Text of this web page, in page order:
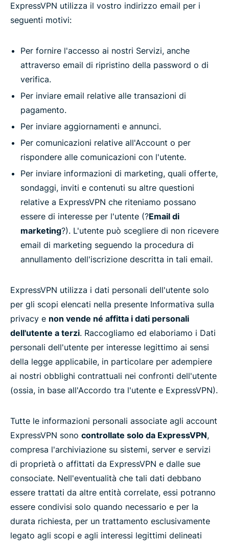
ExpressVPN utilizza il vostro indirizzo email per i
seguenti motivi:
Per fornire l'accesso ai nostri Servizi, anche
attraverso email di ripristino della password o di
verifica.
Per inviare email relative alle transazioni di
pagamento.
Per inviare aggiornamenti e annunci.
Per comunicazioni relative all'Account o per
rispondere alle comunicazioni con l'utente.
Per inviare informazioni di marketing, quali offerte,
sondaggi, inviti e contenuti su altre questioni
relative a ExpressVPN che riteniamo possano
essere di interesse per l'utente (?Email di
marketing?). L'utente può scegliere di non ricevere
email di marketing seguendo la procedura di
annullamento dell'iscrizione descritta in tali email.
ExpressVPN utilizza i dati personali dell'utente solo
per gli scopi elencati nella presente Informativa sulla
privacy e non vende né affitta i dati personali
dell'utente a terzi. Raccogliamo ed elaboriamo i Dati
personali dell'utente per interesse legittimo ai sensi
della legge applicabile, in particolare per adempiere
ai nostri obblighi contrattuali nei confronti dell'utente
(ossia, in base all'Accordo tra l'utente e ExpressVPN).
Tutte le informazioni personali associate agli account
ExpressVPN sono controllate solo da ExpressVPN,
compresa l'archiviazione su sistemi, server e servizi
di proprietà o affittati da ExpressVPN e dalle sue
consociate. Nell'eventualità che tali dati debbano
essere trattati da altre entità correlate, essi potranno
essere condivisi solo quando necessario e per la
durata richiesta, per un trattamento esclusivamente
legato agli scopi e agli interessi legittimi delineati